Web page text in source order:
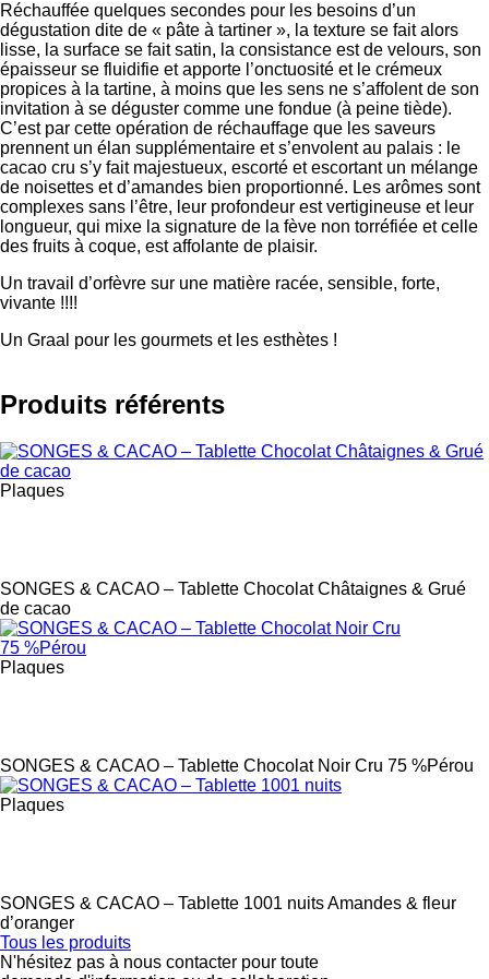
Réchauffée quelques secondes pour les besoins d’un
dégustation dite de « pâte à tartiner », la texture se fait alors
lisse, la surface se fait satin, la consistance est de velours, son
épaisseur se fluidifie et apporte l’onctuosité et le crémeux
propices à la tartine, à moins que les sens ne s’affolent de son
invitation à se déguster comme une fondue (à peine tiède).
C’est par cette opération de réchauffage que les saveurs
prennent un élan supplémentaire et s’envolent au palais : le
cacao cru s’y fait majestueux, escorté et escortant un mélange
de noisettes et d’amandes bien proportionné. Les arômes sont
complexes sans l’être, leur profondeur est vertigineuse et leur
longueur, qui mixe la signature de la fève non torréfiée et celle
des fruits à coque, est affolante de plaisir.
Un travail d’orfèvre sur une matière racée, sensible, forte,
vivante !!!!
Un Graal pour les gourmets et les esthètes !
Produits référents
Plaques
SONGES & CACAO – Tablette Chocolat Châtaignes & Grué
de cacao
Plaques
SONGES & CACAO – Tablette Chocolat Noir Cru 75 %Pérou
Plaques
SONGES & CACAO – Tablette 1001 nuits Amandes & fleur
d’oranger
Tous les produits
N'hésitez pas à nous contacter pour toute